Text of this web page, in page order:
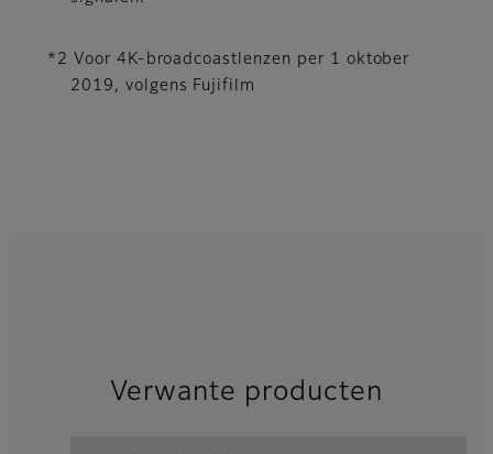
*2 Voor 4K-broadcoastlenzen per 1 oktober
2019, volgens Fujifilm
Verwante producten